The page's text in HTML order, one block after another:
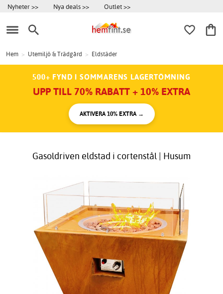
Nyheter >> Nya deals >> Outlet >>
Hem > Utemiljö & Trädgård > Eldstäder
500+ FYND I SOMMARENS LAGERTÖMNING
UPP TILL 70% RABATT + 10% EXTRA
AKTIVERA 10% EXTRA →
Gasoldriven eldstad i cortenstål | Husum